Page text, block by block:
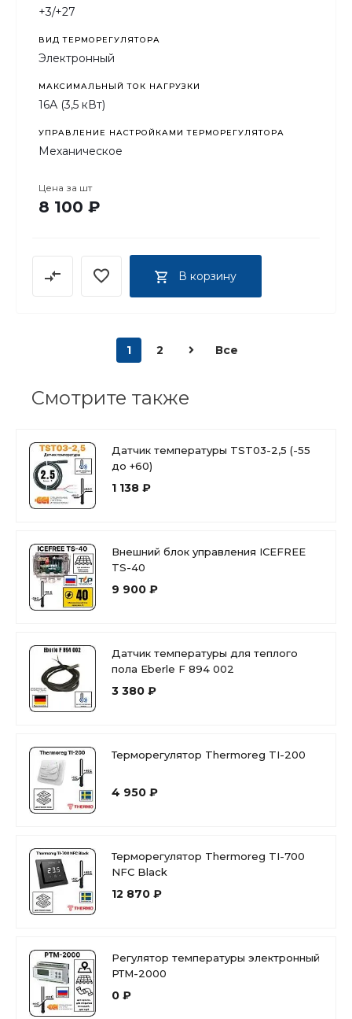
+3/+27
ВИД ТЕРМОРЕГУЛЯТОРА
Электронный
МАКСИМАЛЬНЫЙ ТОК НАГРУЗКИ
16А (3,5 кВт)
УПРАВЛЕНИЕ НАСТРОЙКАМИ ТЕРМОРЕГУЛЯТОРА
Механическое
Цена за шт
8 100 ₽
В корзину
1 2 Все
Смотрите также
Датчик температуры TST03-2,5 (-55
до +60)
1 138 ₽
Внешний блок управления ICEFREE
TS-40
9 900 ₽
Датчик температуры для теплого
пола Eberle F 894 002
3 380 ₽
Терморегулятор Thermoreg TI-200
4 950 ₽
Терморегулятор Thermoreg TI-700
NFC Black
12 870 ₽
Регулятор температуры электронный
РТМ-2000
0 ₽